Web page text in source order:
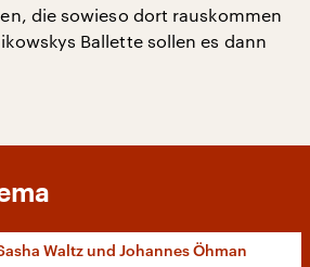
die sowieso dort rauskommen
Ballette sollen es dann
Waltz und Johannes Öhman